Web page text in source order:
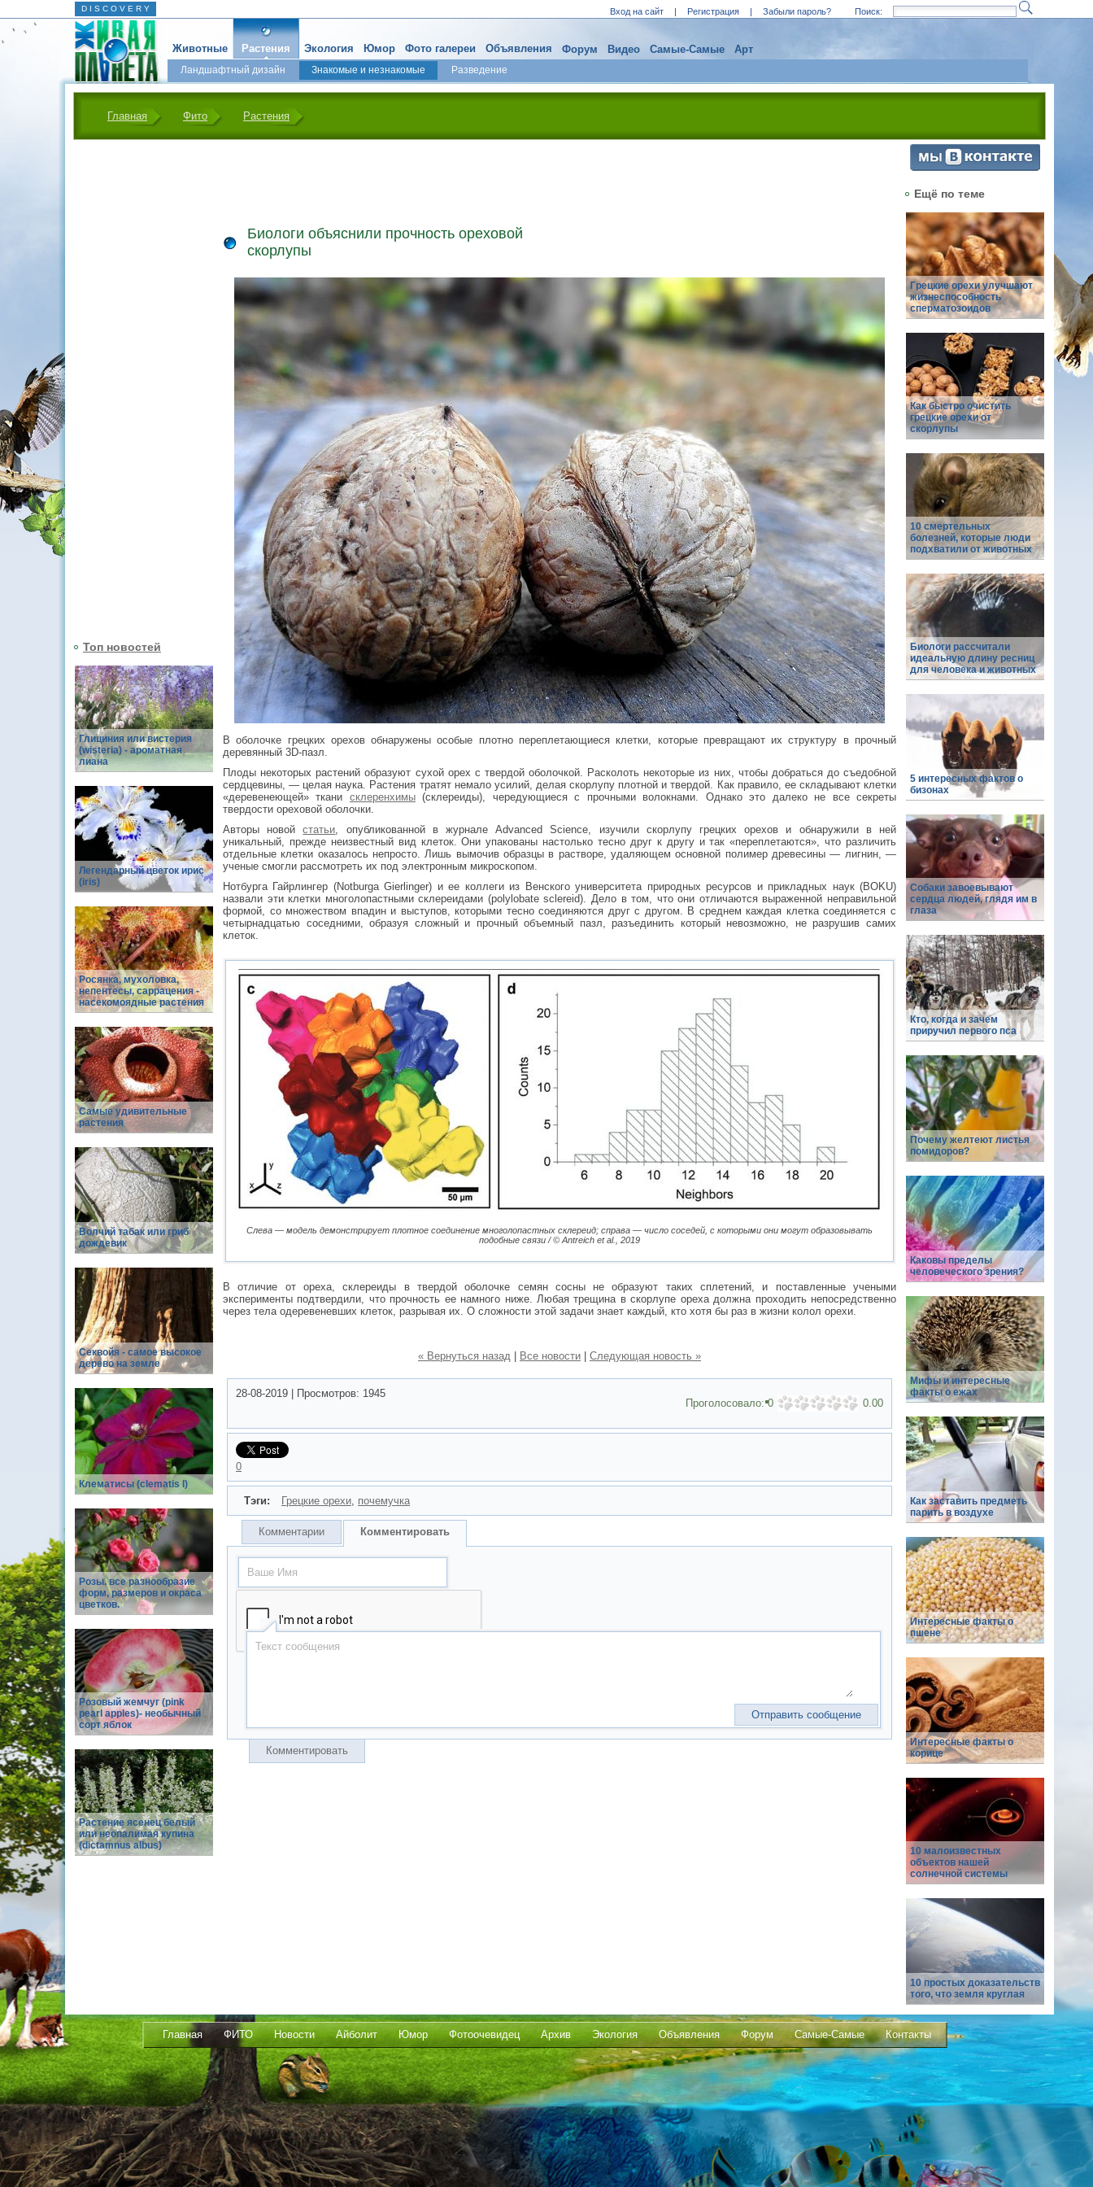
D I S C O V E R Y Вход на сайт | Регистрация | Забыли пароль? Поиск:
Животные Растения
Ландшафтный дизайн Знакомые и незнакомые Разведение
Экология Юмор Фото галереи Объявления Форум Видео Самые-Самые Арт
Главная Фито Растения
Топ новостей
Глициния или вистерия
(wisteria) - ароматная
лиана
Легендарный цветок ирис
(iris)
Росянка, мухоловка,
непентесы, саррацения -
насекомоядные растения
Самые удивительные
растения
Волчий табак или гриб
дождевик
Cеквойя - самое высокое
дерево на земле
Клематисы (clematis l)
Розы. все разнообразие
форм, размеров и окраса
цветков.
Розовый жемчуг (pink
pearl apples)- необычный
сорт яблок
Растение ясенец белый
или неопалимая купина
(dictamnus albus)
Биологи объяснили прочность ореховой
скорлупы
В оболочке грецких орехов обнаружены особые плотно переплетающиеся клетки, которые превращают их структуру в прочный
деревянный 3D-пазл.
Плоды некоторых растений образуют сухой орех с твердой оболочкой. Расколоть некоторые из них, чтобы добраться до съедобной
сердцевины, — целая наука. Растения тратят немало усилий, делая скорлупу плотной и твердой. Как правило, ее складывают клетки
«деревенеющей» ткани склеренхимы(склереиды), чередующиеся с прочными волокнами. Однако это далеко не все секреты
твердости ореховой оболочки.
Авторы новойстатьи, опубликованной в журналеAdvanced Science, изучили скорлупу грецких орехов и обнаружили в ней
уникальный, прежде неизвестный вид клеток. Они упакованы настолько тесно друг к другу и так «переплетаются», что различить
отдельные клетки оказалось непросто. Лишь вымочив образцы в растворе, удаляющем основной полимер древесины — лигнин, —
ученые смогли рассмотреть их под электронным микроскопом.
Нотбурга Гайрлингер (Notburga Gierlinger) и ее коллеги из Венского университета природных ресурсов и прикладных наук (BOKU)
назвали эти клетки многолопастными склереидами (polylobate sclereid). Дело в том, что они отличаются выраженной неправильной
формой, со множеством впадин и выступов, которыми тесно соединяются друг с другом. В среднем каждая клетка соединяется с
четырнадцатью соседними, образуя сложный и прочный объемный пазл, разъединить который невозможно, не разрушив самих
клеток.
Слева — модель демонстрирует плотное соединение многолопастных склереид; справа — число соседей, с которыми они могут образовывать
подобные связи / © Antreich et al., 2019
В отличие от ореха, склереиды в твердой оболочке семян сосны не образуют таких сплетений, и поставленные учеными
эксперименты подтвердили, что прочность ее намного ниже. Любая трещина в скорлупе ореха должна проходить непосредственно
через тела одеревеневших клеток, разрывая их. О сложности этой задачи знает каждый, кто хотя бы раз в жизни колол орехи.
« Вернуться назад Все новости Следующая новость »
28-08-2019 Просмотров: 1945
Проголосовало:0 0.00
0
Тэги: Грецкие орехи, почемучка
Комментарии Комментировать
Комментировать
Ещё по теме
Грецкие орехи улучшают
жизнеспособность
сперматозоидов
Как быстро очистить
грецкие орехи от
скорлупы
10 смертельных
болезней, которые люди
подхватили от животных
Биологи рассчитали
идеальную длину ресниц
для человека и животных
5 интересных фактов о
бизонах
Собаки завоевывают
сердца людей, глядя им в
глаза
Кто, когда и зачем
приручил первого пса
Почему желтеют листья
помидоров?
Каковы пределы
человеческого зрения?
Мифы и интересные
факты о ежах
Как заставить предметь
парить в воздухе
Интересные факты о
пшене
Интересные факты о
корице
10 малоизвестных
объектов нашей
солнечной системы
10 простых доказательств
того, что земля круглая
Главная ФИТО Новости Айболит Юмор Фотоочевидец Архив Экология Объявления Форум Самые-Самые Контакты